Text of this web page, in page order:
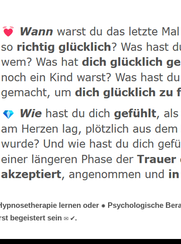
lernen oder ✹ Psychologische
begeistert sein ✉ ✔.